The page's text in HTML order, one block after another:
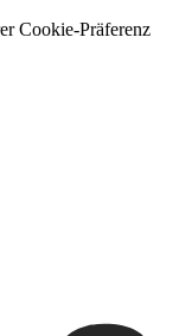
Cookie-Präferenz